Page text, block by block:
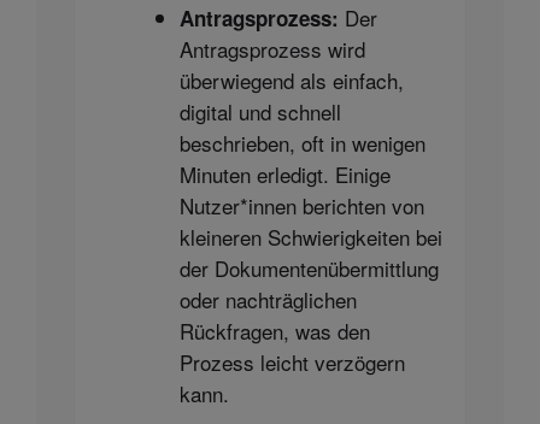
Antragsprozess: Der
Antragsprozess wird
überwiegend als einfach,
digital und schnell
beschrieben, oft in wenigen
Minuten erledigt. Einige
Nutzer*innen berichten von
kleineren Schwierigkeiten bei
der Dokumentenübermittlung
oder nachträglichen
Rückfragen, was den
Prozess leicht verzögern
kann.